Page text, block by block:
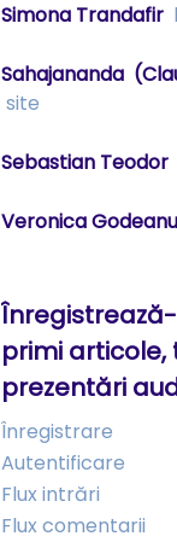
Simona Trandafir
Sahajananda
site
Sebastian Teodor
Veronica Godeanu
primi articole,
prezentări
Înregistrare
Autentificare
Flux intrări
Flux comentarii